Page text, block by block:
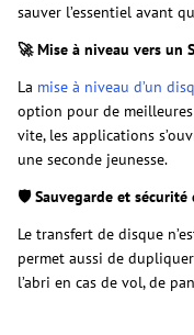
sauver l’essentiel avant
🚀 Mise à niveau vers un
La mise à niveau d’un
option pour de meilleures
vite, les applications
une seconde jeunesse.
🛡️ Sauvegarde et sécurité
Le transfert de disque
permet aussi de
l’abri en cas de vol, de